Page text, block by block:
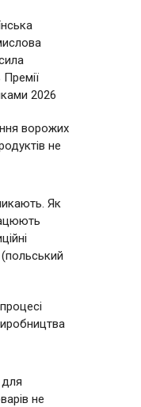
2026
ворожих
не
Як
не